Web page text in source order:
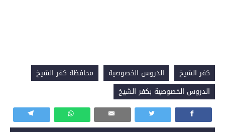
كفر الشيخ الدروس الخصوصية
محافظة كفر الشيخ
الدروس الخصوصية بكفر الشيخ